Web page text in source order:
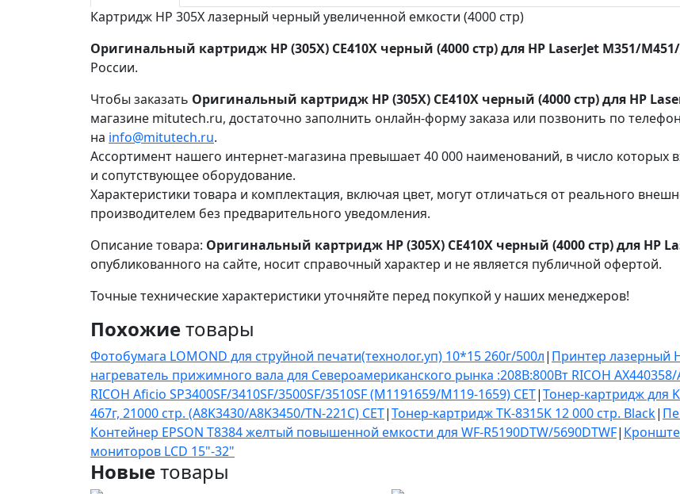
Картридж HP 305X лазерный черный увеличенной емкости (4000 стр)
Оригинальный картридж HP (305X) CE410X черный (4000 стр) для HP LaserJet M351/
России.
Чтобы заказать Оригинальный картридж HP (305X) CE410X черный (4000 стр) для HP
магазине mitutech.ru, достаточно заполнить онлайн-форму заказа или позвонить по
на info@mitutech.ru.
Ассортимент нашего интернет-магазина превышает 40 000 наименований, в число которых
и сопутствующее оборудование.
Характеристики товара и комплектация, включая цвет, могут отличаться от реального
производителем без предварительного уведомления.
Описание товара: Оригинальный картридж HP (305X) CE410X черный (4000 стр) для HP
опубликованного на сайте, носит справочный характер и не является публичной офертой.
Точные технические характеристики уточняйте перед покупкой у наших менеджеров!
Похожиетовары
Фотобумага LOMOND для струйной печати(технолог.уп) 10*15 260г/500л| Принтер лазерный
нагреватель прижимного вала для Североамериканского рынка :208В:800Вт RICOH AX440358/
RICOH Aficio SP3400SF/3410SF/3500SF/3510SF (M1191659/M119-1659) CET|Тонер-картридж для
467г, 21000 стр. (A8K3430/A8K3450/TN-221C) CET|Тонер-картридж TK-8315K 12 000 стр. Black|
Контейнер EPSON T8384 желтый повышенной емкости для WF-R5190DTW/5690DTWF|
мониторов LCD 15"-32"
Новыетовары